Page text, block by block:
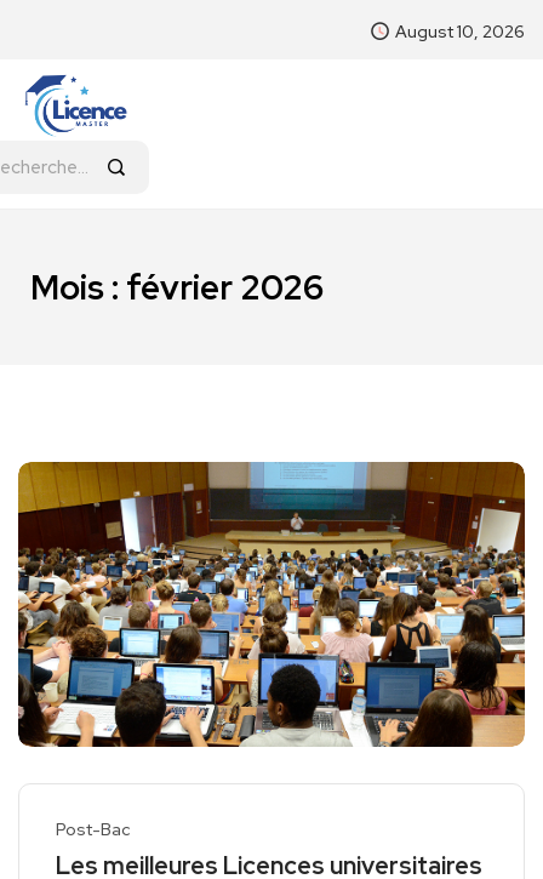
August 10, 2026
Mois : février 2026
Post-Bac
Les meilleures Licences universitaires